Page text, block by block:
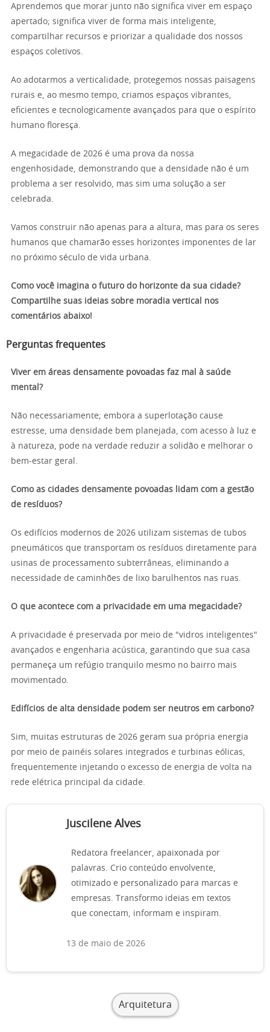
Aprendemos que morar junto não significa viver em espaço
apertado; significa viver de forma mais inteligente,
compartilhar recursos e priorizar a qualidade dos nossos
espaços coletivos.
Ao adotarmos a verticalidade, protegemos nossas paisagens
rurais e, ao mesmo tempo, criamos espaços vibrantes,
eficientes e tecnologicamente avançados para que o espírito
humano floresça.
A megacidade de 2026 é uma prova da nossa
engenhosidade, demonstrando que a densidade não é um
problema a ser resolvido, mas sim uma solução a ser
celebrada.
Vamos construir não apenas para a altura, mas para os seres
humanos que chamarão esses horizontes imponentes de lar
no próximo século de vida urbana.
Como você imagina o futuro do horizonte da sua cidade?
Compartilhe suas ideias sobre moradia vertical nos
comentários abaixo!
Perguntas frequentes
Viver em áreas densamente povoadas faz mal à saúde
mental?
Não necessariamente; embora a superlotação cause
estresse, uma densidade bem planejada, com acesso à luz e
à natureza, pode na verdade reduzir a solidão e melhorar o
bem-estar geral.
Como as cidades densamente povoadas lidam com a gestão
de resíduos?
Os edifícios modernos de 2026 utilizam sistemas de tubos
pneumáticos que transportam os resíduos diretamente para
usinas de processamento subterrâneas, eliminando a
necessidade de caminhões de lixo barulhentos nas ruas.
O que acontece com a privacidade em uma megacidade?
A privacidade é preservada por meio de "vidros inteligentes"
avançados e engenharia acústica, garantindo que sua casa
permaneça um refúgio tranquilo mesmo no bairro mais
movimentado.
Edifícios de alta densidade podem ser neutros em carbono?
Sim, muitas estruturas de 2026 geram sua própria energia
por meio de painéis solares integrados e turbinas eólicas,
frequentemente injetando o excesso de energia de volta na
rede elétrica principal da cidade.
Juscilene Alves
Redatora freelancer, apaixonada por
palavras. Crio conteúdo envolvente,
otimizado e personalizado para marcas e
empresas. Transformo ideias em textos
que conectam, informam e inspiram.
13 de maio de 2026
Arquitetura